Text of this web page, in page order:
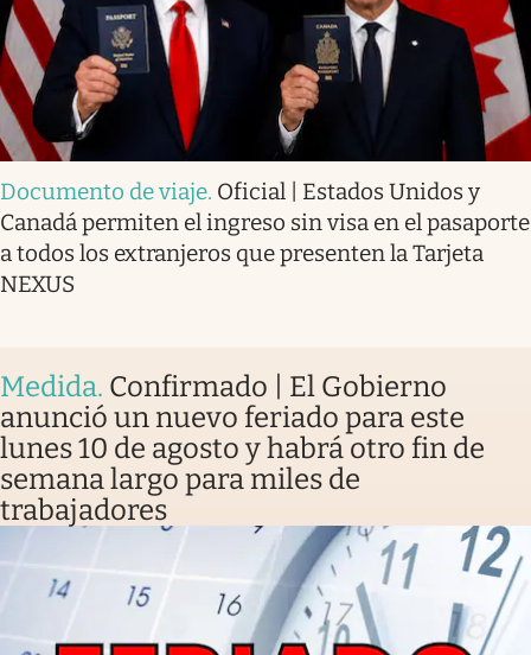
Documento de viaje. Oficial | Estados Unidos y
Canadá permiten el ingreso sin visa en el pasaporte
a todos los extranjeros que presenten la Tarjeta
NEXUS
Medida. Confirmado | El Gobierno
anunció un nuevo feriado para este
lunes 10 de agosto y habrá otro fin de
semana largo para miles de
trabajadores